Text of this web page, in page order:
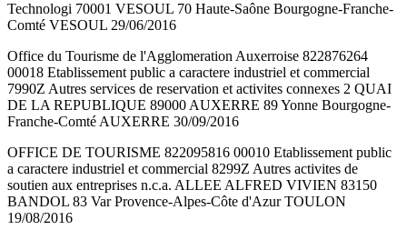
Technologi 70001 VESOUL 70 Haute-Saône Bourgogne-Franche-
Comté VESOUL 29/06/2016
Office du Tourisme de l'Agglomeration Auxerroise 822876264
00018 Etablissement public a caractere industriel et commercial
7990Z Autres services de reservation et activites connexes 2 QUAI
DE LA REPUBLIQUE 89000 AUXERRE 89 Yonne Bourgogne-
Franche-Comté AUXERRE 30/09/2016
OFFICE DE TOURISME 822095816 00010 Etablissement public
a caractere industriel et commercial 8299Z Autres activites de
soutien aux entreprises n.c.a. ALLEE ALFRED VIVIEN 83150
BANDOL 83 Var Provence-Alpes-Côte d'Azur TOULON
19/08/2016